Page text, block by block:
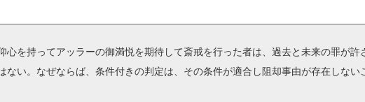
を持ってアッラーの御満悦を期待して斎戒を行った者は、過去と未来の罪が許
ない。なぜならば、条件付きの判定は、その条件が適合し阻却事由が存在しない